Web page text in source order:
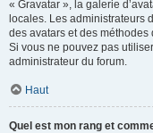
« Gravatar », la galerie
locales. Les administrateurs
des avatars et des
Si vous ne pouvez pas
administrateur du forum.
Haut
Quel est mon rang et